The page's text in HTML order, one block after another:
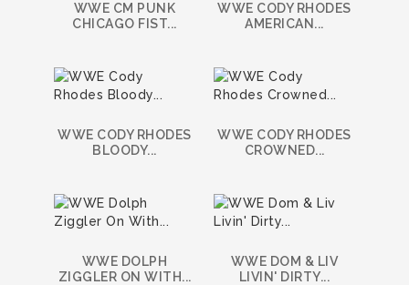
WWE CM PUNK
CHICAGO FIST...
WWE CODY RHODES
AMERICAN...
WWE CODY RHODES
BLOODY...
WWE CODY RHODES
CROWNED...
WWE DOLPH
ZIGGLER ON WITH...
WWE DOM & LIV
LIVIN' DIRTY...